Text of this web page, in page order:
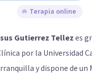
Terapia online
Gutierrez Tellezes
por la Universidad
y dispone de un